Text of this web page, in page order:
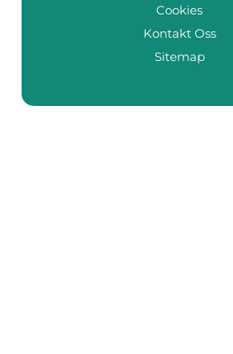
Cookies
Kontakt Oss
Sitemap